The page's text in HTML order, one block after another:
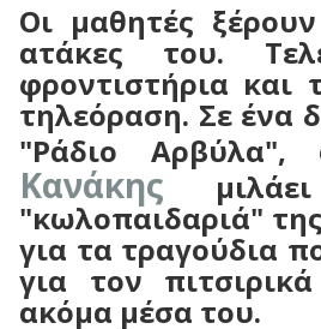
Οι μαθητές
ατάκες του.
φροντιστήρια και
τηλεόραση. Σε ένα
"Ράδιο
Κανάκης
"κωλοπαιδαριά"
για τα τραγούδια
για τον
ακόμα μέσα του.